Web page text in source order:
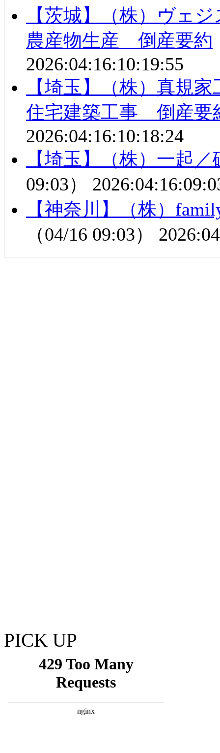
【茨城】（株）ヴェ
農産物生産 倒産要約
2026:04:16:10:19:55
【埼玉】（株）真規
住宅建築工事 倒産要
2026:04:16:10:18:24
【埼玉】（株）一起
09:03）
【神奈川】（株）
（04/16 09:03）
PICK UP